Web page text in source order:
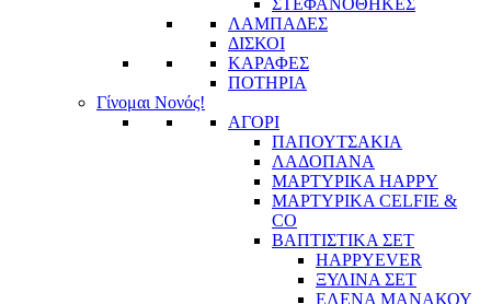
ΛΑΜΠΑΔΕΣ
ΔΙΣΚΟΙ
ΚΑΡΑΦΕΣ
ΠΟΤΗΡΙΑ
Γίνομαι Νονός!
ΑΓΟΡΙ
ΠΑΠΟΥΤΣΑΚΙΑ
ΛΑΔΟΠΑΝΑ
ΜΑΡΤΥΡΙΚΑ HAPPY
ΜΑΡΤΥΡΙΚΑ CELFIE &
CO
ΒΑΠΤΙΣΤΙΚΑ ΣΕΤ
HAPPYEVER
ΞΥΛΙΝΑ ΣΕΤ
ΕΛΕΝΑ ΜΑΝΑΚΟΥ